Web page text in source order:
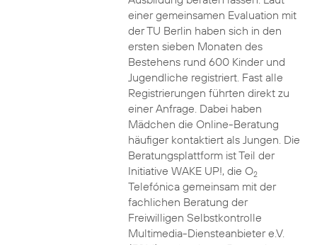
einer gemeinsamen Evaluation mit
der TU Berlin haben sich in den
ersten sieben Monaten des
Bestehens rund 600 Kinder und
Jugendliche registriert. Fast alle
Registrierungen führten direkt zu
einer Anfrage. Dabei haben
Mädchen die Online-Beratung
häufiger kontaktiert als Jungen. Die
Beratungsplattform ist Teil der
Initiative WAKE UP!, die O2
Telefónica gemeinsam mit der
fachlichen Beratung der
Freiwilligen Selbstkontrolle
Multimedia-Diensteanbieter e.V.